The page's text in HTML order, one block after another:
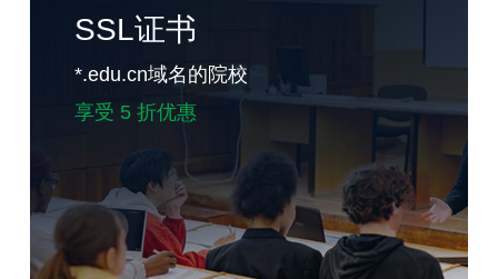
SSL证书
*.edu.cn域名的院校
享受 5 折优惠